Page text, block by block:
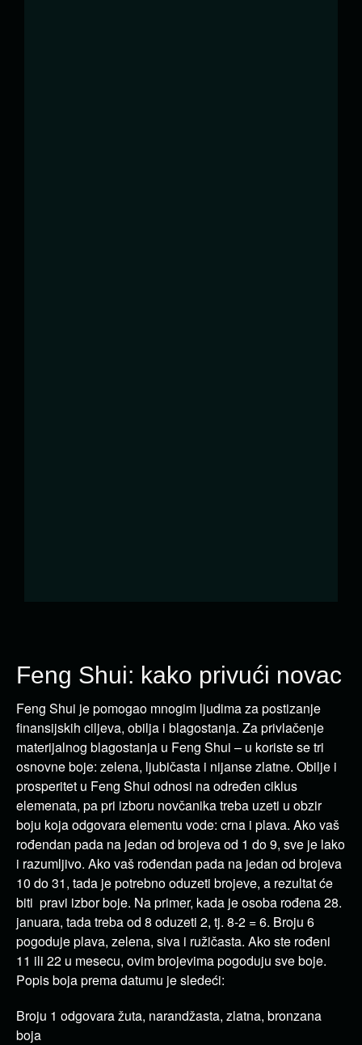
Feng Shui: kako privući novac
Feng Shui je pomogao mnogim ljudima za postizanje
finansijskih ciljeva, obilja i blagostanja. Za privlačenje
materijalnog blagostanja u Feng Shui – u koriste se tri
osnovne boje: zelena, ljubičasta i nijanse zlatne. Obilje i
prosperitet u Feng Shui odnosi na određen ciklus
elemenata, pa pri izboru novčanika treba uzeti u obzir
boju koja odgovara elementu vode: crna i plava. Ako vaš
rođendan pada na jedan od brojeva od 1 do 9, sve je lako
i razumljivo. Ako vaš rođendan pada na jedan od brojeva
10 do 31, tada je potrebno oduzeti brojeve, a rezultat će
biti pravi izbor boje. Na primer, kada je osoba rođena 28.
januara, tada treba od 8 oduzeti 2, tj. 8-2 = 6. Broju 6
pogoduje plava, zelena, siva i ružičasta. Ako ste rođeni
11 ili 22 u mesecu, ovim brojevima pogoduju sve boje.
Popis boja prema datumu je sledeći:
Broju 1 odgovara žuta, narandžasta, zlatna, bronzana
boja